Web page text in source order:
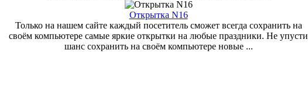
Открытка N16
Только на нашем сайте каждый посетитель сможет всегда сохранить на
своём компьютере самые яркие открытки на любые праздники. Не упусти
шанс сохранить на своём компьютере новые ...